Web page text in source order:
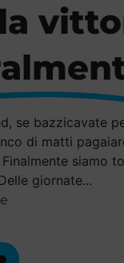
se bazzicavate
di matti
siamo
giornate...